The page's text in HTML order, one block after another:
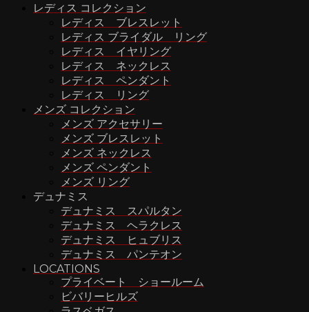
レディス コレクション
レディス ブレスレット
レディス ブライダル リング
レディス イヤリング
レディス ネックレス
レディス ペンダント
レディス リング
メンズ コレクション
メンズ アクセサリー
メンズ ブレスレット
メンズ ネックレス
メンズ ペンダント
メンズ リング
デュナミス
デュナミス スパルタン
デュナミス ヘラクレス
デュナミス ヒュブリス
デュナミス パンテオン
LOCATIONS
プライベート ショールーム
ビバリーヒルズ